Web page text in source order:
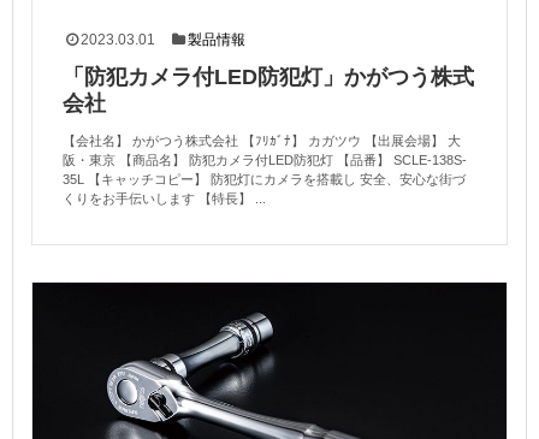
2023.03.01 製品情報
「防犯カメラ付LED防犯灯」かがつう株式
会社
【会社名】 かがつう株式会社 【ﾌﾘｶﾞﾅ】 カガツウ 【出展会場】 大
阪・東京 【商品名】 防犯カメラ付LED防犯灯 【品番】 SCLE-138S-
35L 【キャッチコピー】 防犯灯にカメラを搭載し 安全、安心な街づ
くりをお手伝いします 【特長】 ...